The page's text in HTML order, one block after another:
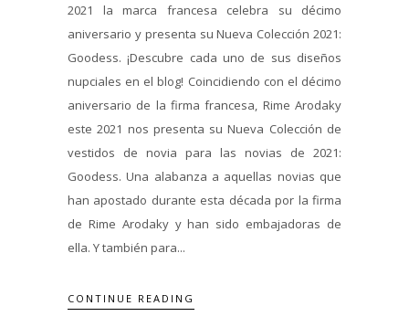
2021 la marca francesa celebra su décimo
aniversario y presenta su Nueva Colección 2021:
Goodess. ¡Descubre cada uno de sus diseños
nupciales en el blog! Coincidiendo con el décimo
aniversario de la firma francesa, Rime Arodaky
este 2021 nos presenta su Nueva Colección de
vestidos de novia para las novias de 2021:
Goodess. Una alabanza a aquellas novias que
han apostado durante esta década por la firma
de Rime Arodaky y han sido embajadoras de
ella. Y también para...
CONTINUE READING